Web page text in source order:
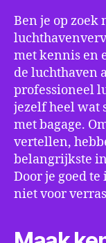
Ben je op zoek
met kennis en
de luchthaven
professioneel
jezelf heel wat
met bagage.
vertellen,
belangrijkste
Door je goed
niet voor